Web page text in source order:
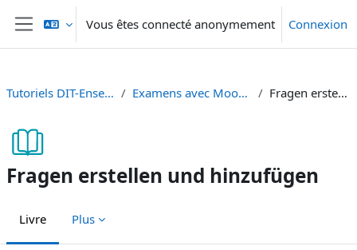
Passer au contenu principal
Panneau latéral
Vous êtes connecté anonymement Connexion
Tutoriels DIT-Enseignement et Recherche Examens avec Moodle - Prüfungen mit Moodle Fragen erstellen und hinzufügen
Fragen erstellen und hinzufügen
Livre Plus